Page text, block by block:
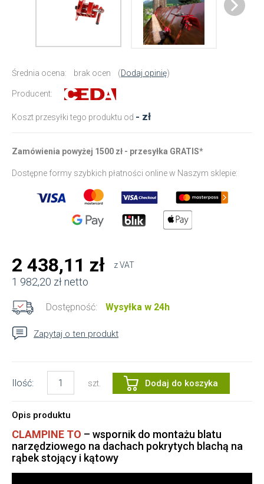
Średnia ocena: brak ocen (Dodaj opinię)
Producent:
Koszt przesyłki tego produktu od - zł
Zamówienia powyżej 1500 zł - przesyłka GRATIS*
Dostępne formy szybkich płatności online w Naszym sklepie:
2 438,11 zł z VAT
1 982,20 zł netto
Dostępność: Wysyłka w 24h
Zapytaj o ten produkt
Ilość: szt. Dodaj do koszyka
Opis produktu
CLAMPINE TO – wspornik do montażu blatu
narzędziowego na dachach pokrytych blachą na
rąbek stojący i kątowy